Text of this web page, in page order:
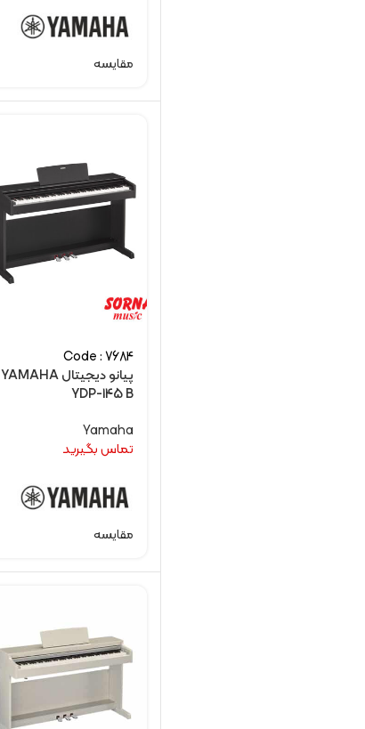
مقایسه
Code : 7684
پیانو دیجیتال YAMAHA
YDP-145 B
Yamaha
تماس بگیرید
مقایسه